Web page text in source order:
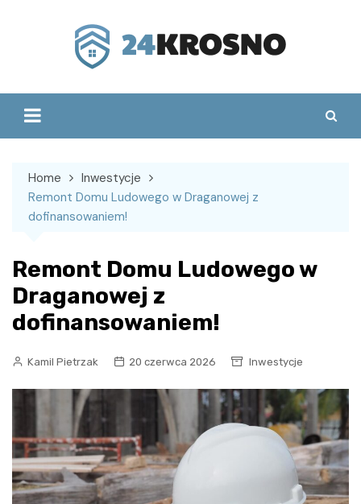
Home
Inwestycje
Remont Domu Ludowego w Draganowej z
dofinansowaniem!
Remont Domu Ludowego w
Draganowej z
dofinansowaniem!
Kamil Pietrzak 20 czerwca 2026 Inwestycje